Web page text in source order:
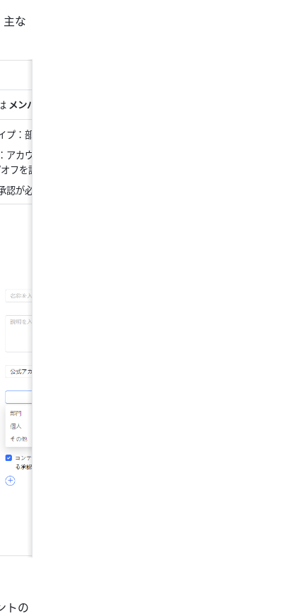
な
メンバー全員
プ：部署、個人、その他。
アカウントタイプが部署の場合のみ、自動フ
フを設定可能です。
認が必要かどうかを選択可能です。
トの